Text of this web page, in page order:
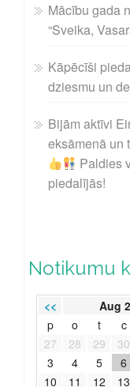
Mācību gada
“Sveika,
Kāpēcīši
dziesmu un
Bijām aktīvi
eksāmenā un
Paldies
piedalījās!
Notikumu
<< Aug
p
o t c
27
28 29 30
3
4 5 6
10
11 12 13